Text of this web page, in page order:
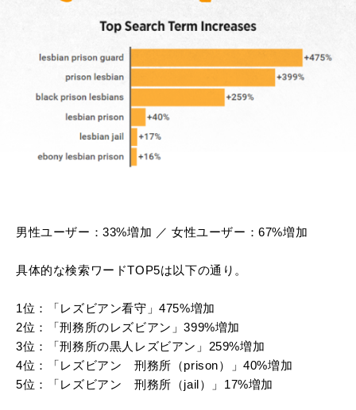
男性ユーザー：33%増加 ／ 女性ユーザー：67%増加
具体的な検索ワードTOP5は以下の通り。
1位：「レズビアン看守」475%増加
2位：「刑務所のレズビアン」399%増加
3位：「刑務所の黒人レズビアン」259%増加
4位：「レズビアン 刑務所（prison）」40%増加
5位：「レズビアン 刑務所（jail）」17%増加